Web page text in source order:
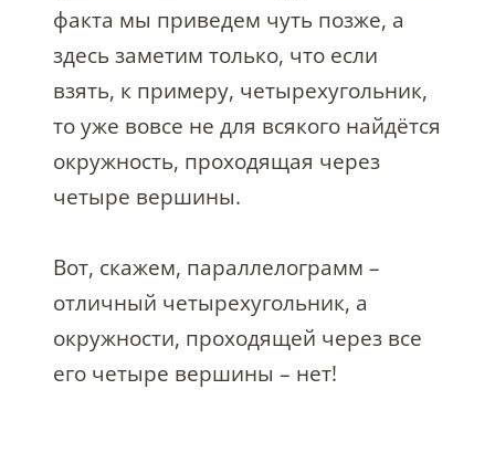
факта мы приведем чуть позже, а
здесь заметим только, что если
взять, к примеру, четырехугольник,
то уже вовсе не для всякого найдётся
окружность, проходящая через
четыре вершины.
Вот, скажем, параллелограмм –
отличный четырехугольник, а
окружности, проходящей через все
его четыре вершины – нет!